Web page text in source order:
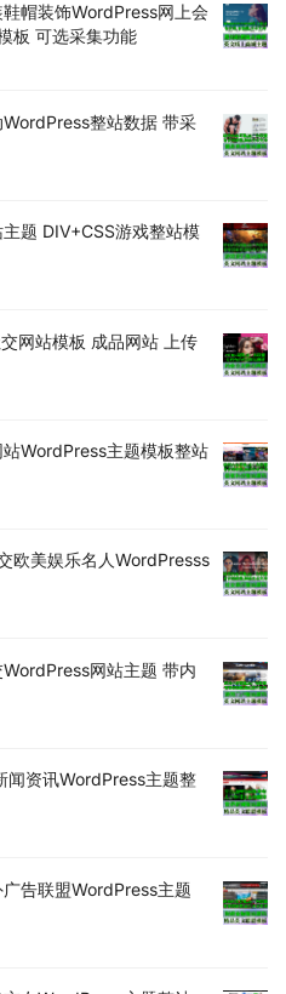
帽装饰WordPress网上会
板 可选采集功能
整站数据 带采
题 DIV+CSS游戏整站模
网站模板 成品网站 上传
WordPress主题模板整站
欧美娱乐名人WordPresss
网站主题 带内
闻资讯WordPress主题整
告联盟WordPress主题